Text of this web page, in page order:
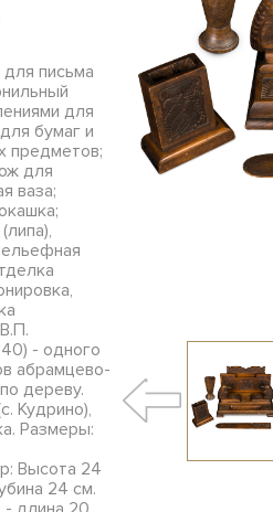
письма
для
бумаг и
предметов;
для
ваза;
- одного
абрамцево-
дереву.
Кудрино),
Размеры:
Высота 24
24 см.